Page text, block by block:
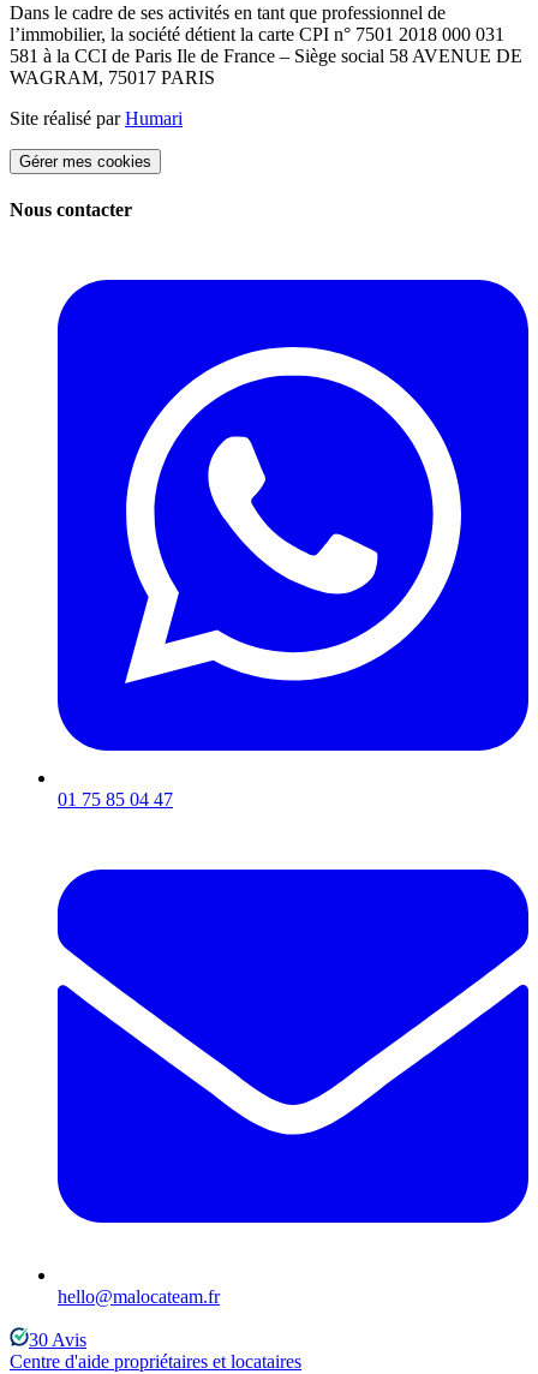
Dans le cadre de ses activités en tant que professionnel de
l’immobilier, la société détient la carte CPI n° 7501 2018 000 031
581 à la CCI de Paris Ile de France – Siège social 58 AVENUE DE
WAGRAM, 75017 PARIS
Site réalisé parHumari
Gérer mes cookies
Nous contacter
01 75 85 04 47
hello@malocateam.fr
30 Avis
Centre d'aide propriétaires et locataires